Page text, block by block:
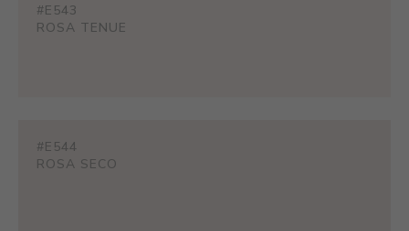
#E543
ROSA TENUE
#E544
ROSA SECO